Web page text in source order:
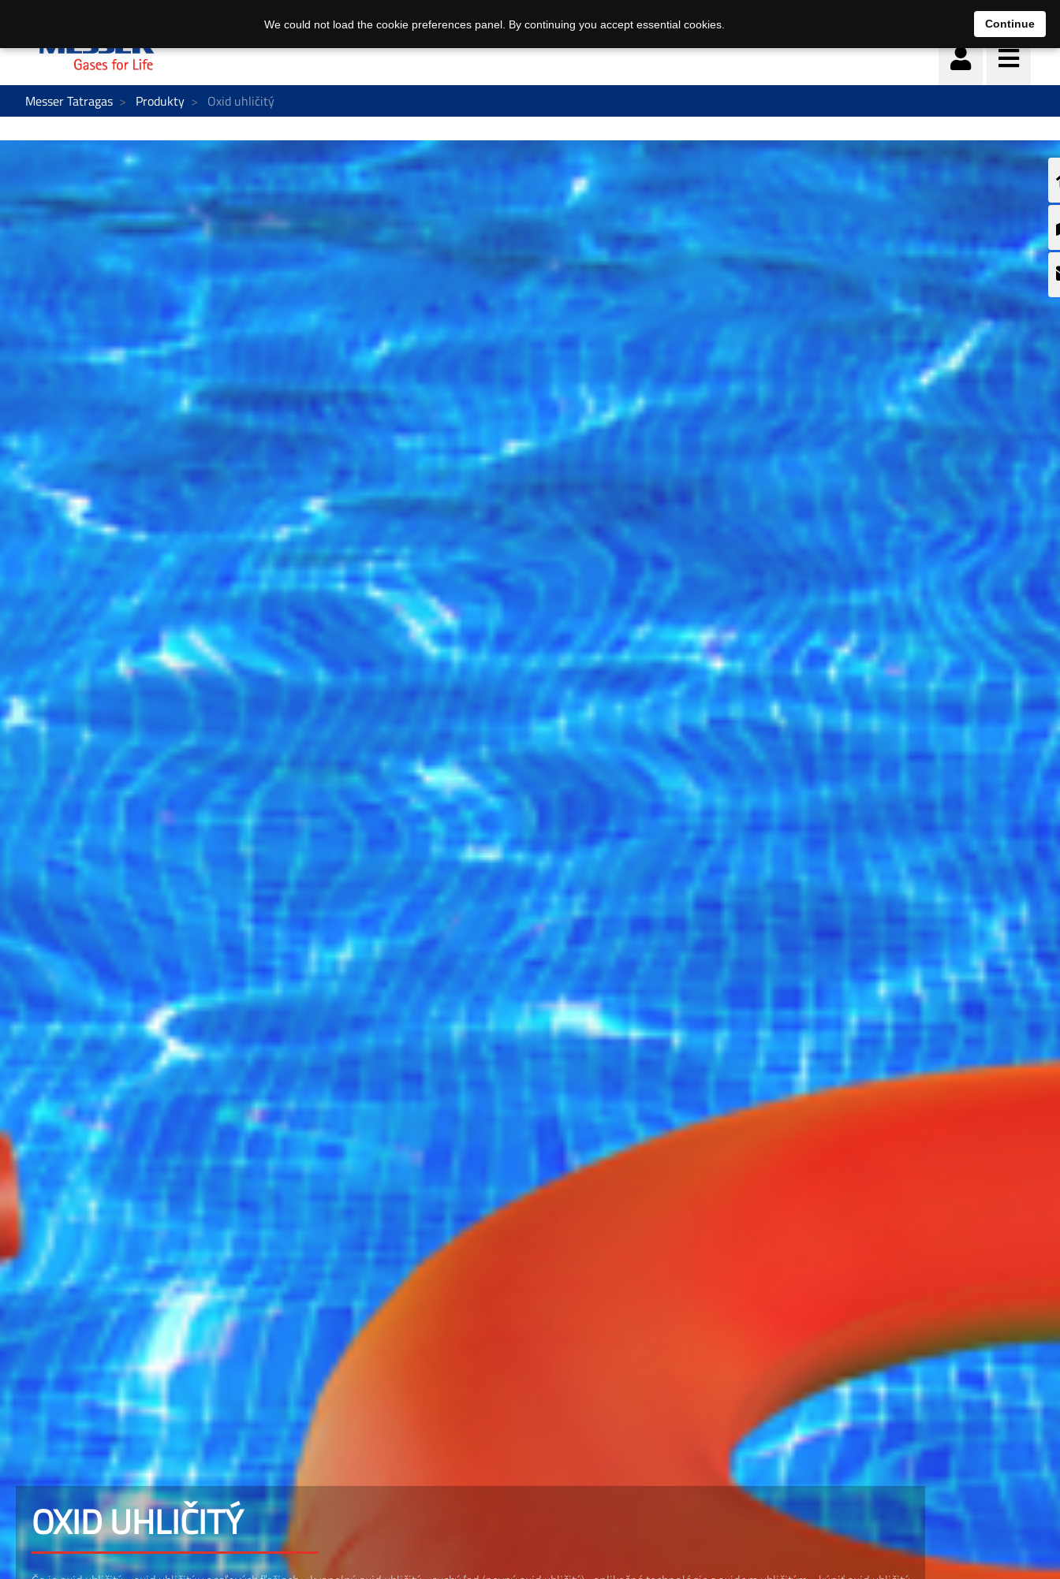
Messer Tatragas Produkty Oxid uhličitý
OXID UHLIČITÝ
We could not load the cookie preferences panel. By continuing you accept essential cookies. Continue